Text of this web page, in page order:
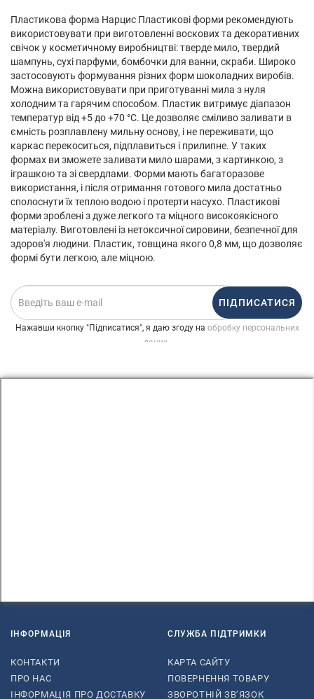
Пластикова форма Нарцис Пластикові форми рекомендують
використовувати при виготовленні воскових та декоративних
свічок у косметичному виробництві: тверде мило, твердий
шампунь, сухі парфуми, бомбочки для ванни, скраби. Широко
застосовують формування різних форм шоколадних виробів.
Можна використовувати при приготуванні мила з нуля
холодним та гарячим способом. Пластик витримує діапазон
температур від +5 до +70 °С. Це дозволяє сміливо заливати в
ємність розплавлену мильну основу, і не переживати, що
каркас перекоситься, підплавиться і прилипне. У таких
формах ви зможете заливати мило шарами, з картинкою, з
іграшкою та зі свердлами. Форми мають багаторазове
використання, і після отримання готового мила достатньо
сполоснути їх теплою водою і протерти насухо. Пластикові
форми зроблені з дуже легкого та міцного високоякісного
матеріалу. Виготовлені із нетоксичної сировини, безпечної для
здоров'я людини. Пластик, товщина якого 0,8 мм, що дозволяє
формі бути легкою, але міцною.
ПІДПИСАТИСЯ
Нажавши кнопку "Підписатися", я даю згоду на обробку персональних
даних
ІНФОРМАЦІЯ
КОНТАКТИ
ПРО НАС
ІНФОРМАЦІЯ ПРО ДОСТАВКУ
СЛУЖБА ПІДТРИМКИ
КАРТА САЙТУ
ПОВЕРНЕННЯ ТОВАРУ
ЗВОРОТНІЙ ЗВ’ЯЗОК